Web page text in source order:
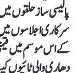
پالیسی ساز حلقوں
سرکاری اجلاسوں
کے اس موسم میں
دھاری والی ٹائیوں